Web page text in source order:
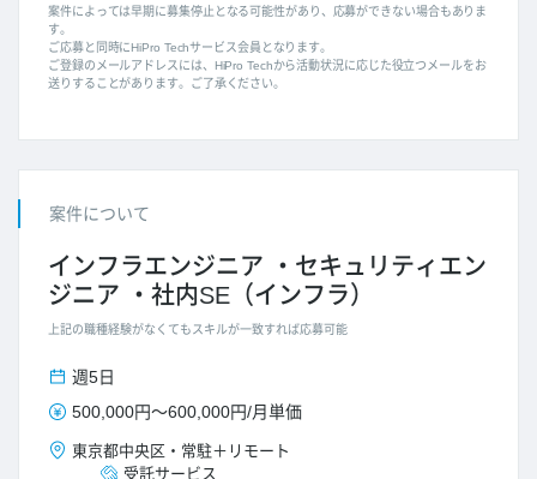
案件によっては早期に募集停止となる可能性があり、応募ができない場合もありま
す。
ご応募と同時にHiPro Techサービス会員となります。
ご登録のメールアドレスには、HiPro Techから活動状況に応じた役立つメールをお
送りすることがあります。ご了承ください。
案件について
インフラエンジニア
セキュリティエン
ジニア
社内SE（インフラ）
上記の職種経験がなくてもスキルが一致すれば応募可能
週5日
500,000円～600,000円/月単価
東京都中央区 ・ 常駐＋リモート
受託サービス